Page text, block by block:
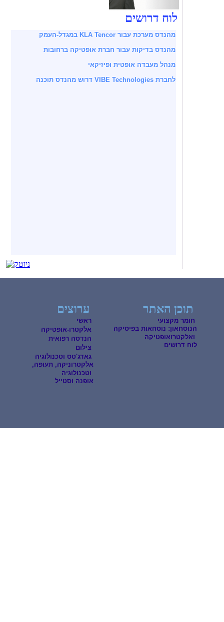
לוח דרושים
מהנדס מערכת עבור KLA Tencor במגדל-העמק
מהנדס בדיקות עבור חברת אופטיקה ברחובות
מנהל מעבדה אופטית ופיזיקאי
לחברת VIBE Technologies דרוש מהנדס תוכנה
ערוצים
ראשי
אלקטרו-אופטיקה
הנדסה רפואית
צילום
גאדג'טס וטכנולוגיה
אלקטרוניקה, תעופה,
וטכנולוגיה
אופנה וסטייל
תוכן האתר
חומר מקצועי
הנוסחאון: נוסחאות בפיסיקה
ואלקטרואופטיקה
לוח דרושים